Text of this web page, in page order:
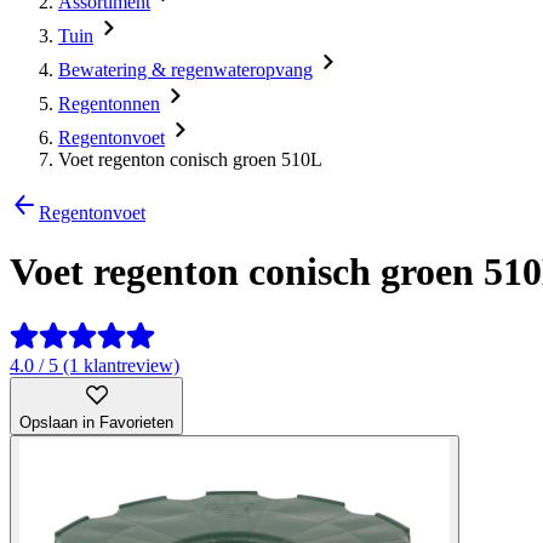
Tuin
Bewatering & regenwateropvang
Regentonnen
Regentonvoet
Voet regenton conisch groen 510L
Regentonvoet
Voet regenton conisch groen
4.0 / 5 (1 klantreview)
Opslaan in Favorieten